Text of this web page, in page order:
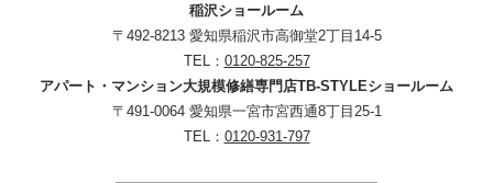
稲沢ショールーム
〒492-8213 愛知県稲沢市高御堂2丁目14-5
TEL： 0120-825-257
アパート・マンション大規模修繕専門店TB-STYLEショールーム
〒491-0064 愛知県一宮市宮西通8丁目25-1
TEL： 0120-931-797